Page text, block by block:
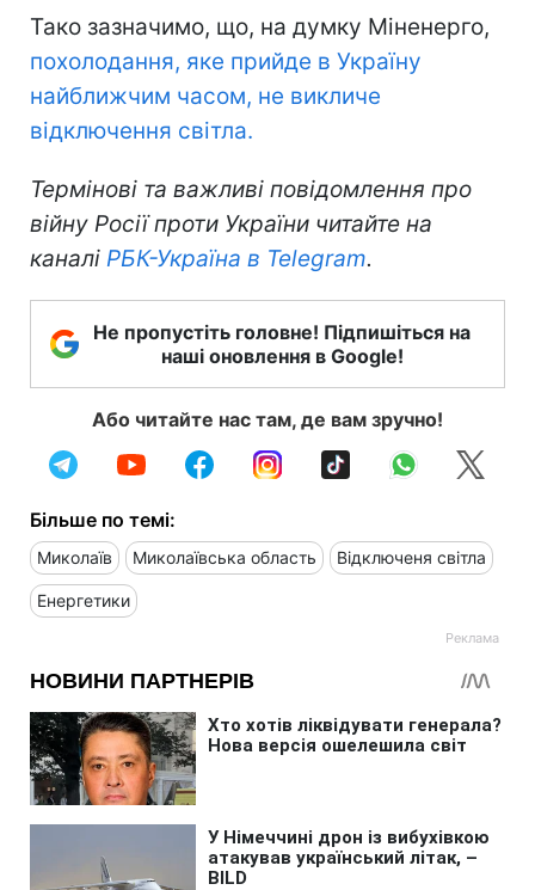
Тако зазначимо, що, на думку Міненерго,
похолодання, яке прийде в Україну
найближчим часом, не викличе
відключення світла.
Термінові та важливі повідомлення про
війну Росії проти України читайте на
каналі РБК-Україна в Telegram.
Не пропустіть головне! Підпишіться на
наші оновлення в Google!
Або читайте нас там, де вам зручно!
Більше по темі:
Миколаїв Миколаївська область Відключеня світла
Енергетики